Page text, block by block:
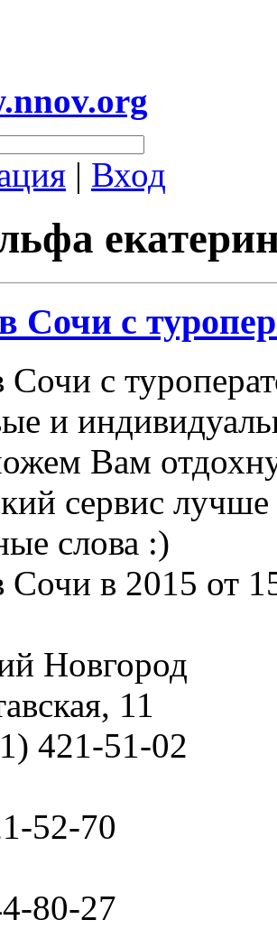
| Вход
Сочи с
с
и
Вам
сервис
слова :)
в 2015 от
Новгород
11
421-51-02
52-70
80-27